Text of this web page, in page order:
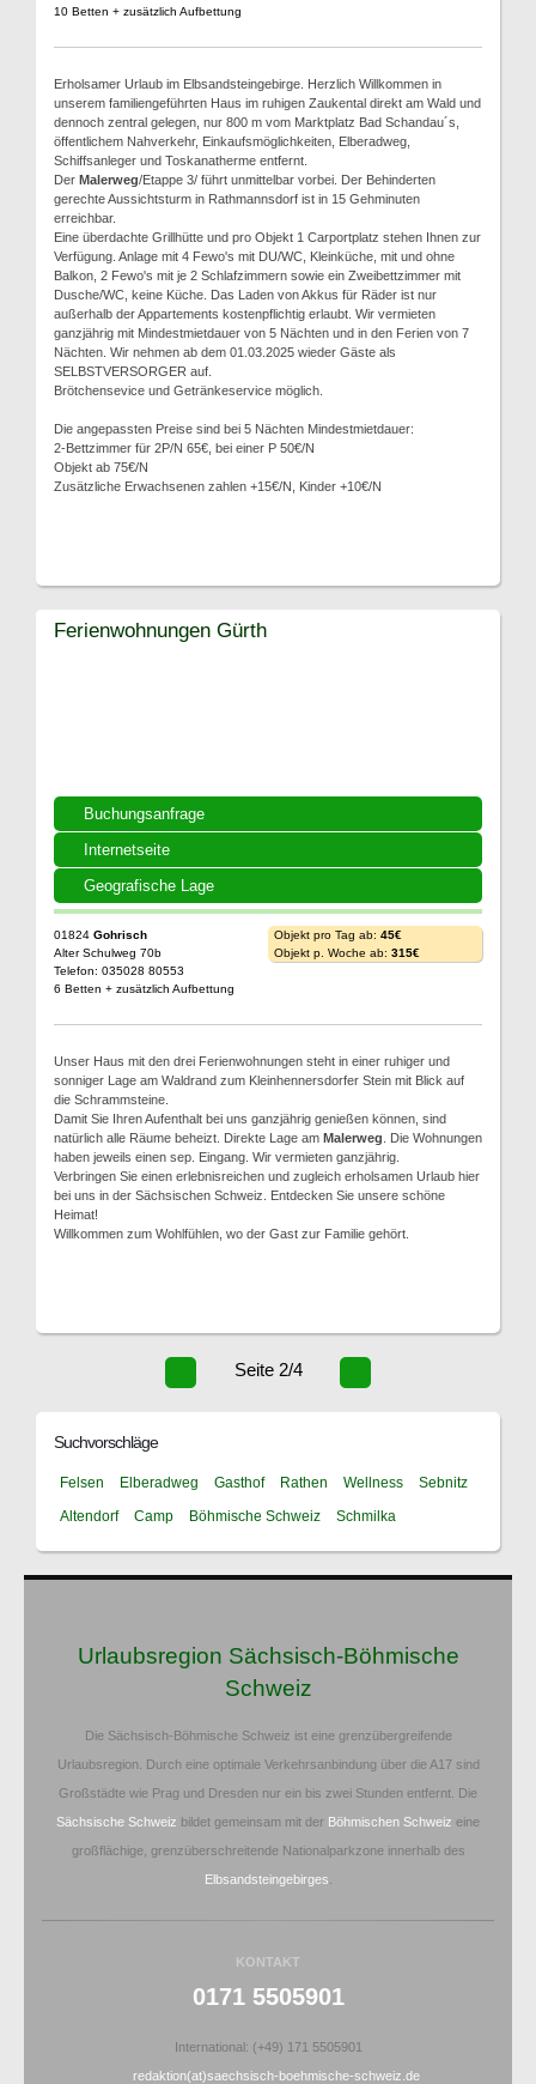
10 Betten + zusätzlich Aufbettung
Erholsamer Urlaub im Elbsandsteingebirge. Herzlich Willkommen in
unserem familiengeführten Haus im ruhigen Zaukental direkt am Wald und
dennoch zentral gelegen, nur 800 m vom Marktplatz Bad Schandau´s,
öffentlichem Nahverkehr, Einkaufsmöglichkeiten, Elberadweg,
Schiffsanleger und Toskanatherme entfernt.
Der Malerweg/Etappe 3/ führt unmittelbar vorbei. Der Behinderten
gerechte Aussichtsturm in Rathmannsdorf ist in 15 Gehminuten
erreichbar.
Eine überdachte Grillhütte und pro Objekt 1 Carportplatz stehen Ihnen zur
Verfügung. Anlage mit 4 Fewo's mit DU/WC, Kleinküche, mit und ohne
Balkon, 2 Fewo's mit je 2 Schlafzimmern sowie ein Zweibettzimmer mit
Dusche/WC, keine Küche. Das Laden von Akkus für Räder ist nur
außerhalb der Appartements kostenpflichtig erlaubt. Wir vermieten
ganzjährig mit Mindestmietdauer von 5 Nächten und in den Ferien von 7
Nächten. Wir nehmen ab dem 01.03.2025 wieder Gäste als
SELBSTVERSORGER auf.
Brötchensevice und Getränkeservice möglich.
Die angepassten Preise sind bei 5 Nächten Mindestmietdauer:
2-Bettzimmer für 2P/N 65€, bei einer P 50€/N
Objekt ab 75€/N
Zusätzliche Erwachsenen zahlen +15€/N, Kinder +10€/N
Buchungsanfrage
Internetseite
Geografische Lage
Ferienwohnungen Gürth
01824 Gohrisch
Alter Schulweg 70b
Telefon: 035028 80553
6 Betten + zusätzlich Aufbettung
Objekt pro Tag ab: 45€
Objekt p. Woche ab: 315€
Unser Haus mit den drei Ferienwohnungen steht in einer ruhiger und
sonniger Lage am Waldrand zum Kleinhennersdorfer Stein mit Blick auf
die Schrammsteine.
Damit Sie Ihren Aufenthalt bei uns ganzjährig genießen können, sind
natürlich alle Räume beheizt. Direkte Lage am Malerweg . Die Wohnungen
haben jeweils einen sep. Eingang. Wir vermieten ganzjährig.
Verbringen Sie einen erlebnisreichen und zugleich erholsamen Urlaub hier
bei uns in der Sächsischen Schweiz. Entdecken Sie unsere schöne
Heimat!
Willkommen zum Wohlfühlen, wo der Gast zur Familie gehört.
Seite 2/4
Suchvorschläge
Felsen Elberadweg Gasthof Rathen Wellness
Sebnitz
Altendorf
Camp Böhmische Schweiz Schmilka
Urlaubsregion Sächsisch-Böhmische
Schweiz
Die Sächsisch-Böhmische Schweiz ist eine grenzübergreifende
Urlaubsregion. Durch eine optimale Verkehrsanbindung über die A17 sind
Großstädte wie Prag und Dresden nur ein bis zwei Stunden entfernt. Die
Sächsische Schweiz bildet gemeinsam mit der Böhmischen Schweiz eine
großflächige, grenzüberschreitende Nationalparkzone innerhalb des
Elbsandsteingebirges
KONTAKT
0171 5505901
International: (+49) 171 5505901
redaktion(at)saechsisch-boehmische-schweiz.de